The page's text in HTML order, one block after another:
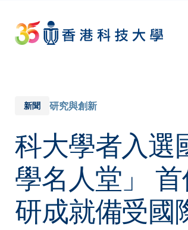
main
content
新聞 研究與創新
科大學者入選
學名人堂」
研成就備受國